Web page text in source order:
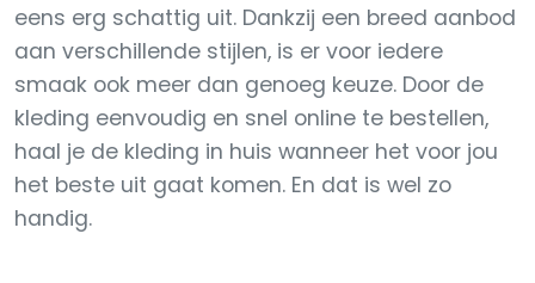
eens erg schattig uit. Dankzij een breed aanbod
aan verschillende stijlen, is er voor iedere
smaak ook meer dan genoeg keuze. Door de
kleding eenvoudig en snel online te bestellen,
haal je de kleding in huis wanneer het voor jou
het beste uit gaat komen. En dat is wel zo
handig.